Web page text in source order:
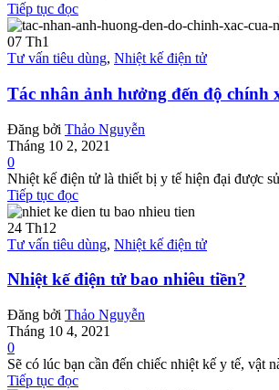
Tiếp tục đọc
07 Th1
Tư vấn tiêu dùng, Nhiệt kế điện tử
Tác nhân ảnh hưởng đến độ chính
Đăng bởi Thảo Nguyễn
Tháng 10 2, 2021
0
Nhiệt kế điện tử là thiết bị y tế hiện đại được
Tiếp tục đọc
24 Th12
Tư vấn tiêu dùng, Nhiệt kế điện tử
Nhiệt kế điện tử bao nhiêu tiền?
Đăng bởi Thảo Nguyễn
Tháng 10 4, 2021
0
Sẽ có lúc bạn cần đến chiếc nhiệt kế y tế, vật
Tiếp tục đọc